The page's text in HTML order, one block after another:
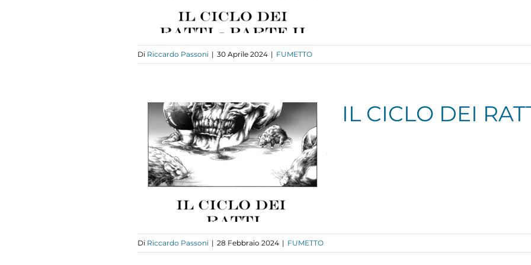
Di Riccardo Passoni | 30 Aprile 2024 | FUMETTO
IL CICLO DEI
Di Riccardo Passoni | 28 Febbraio 2024 | FUMETTO